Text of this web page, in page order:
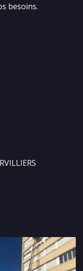
besoins.